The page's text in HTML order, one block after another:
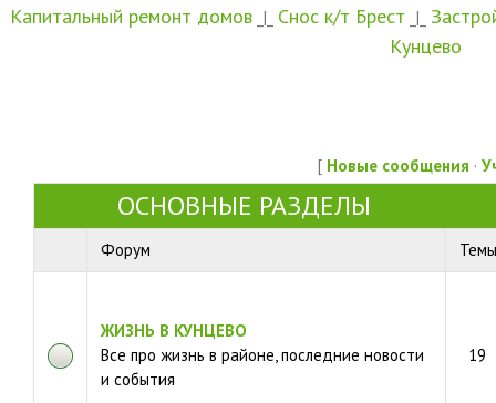
Капитальный ремонт домов _|_ Снос к/т Брест _|_
Кунцево
[ Новые сообщения ·
ОСНОВНЫЕ РАЗДЕЛЫ
Форум Темы
ЖИЗНЬ В КУНЦЕВО
Все про жизнь в районе, последние новости
и события
19